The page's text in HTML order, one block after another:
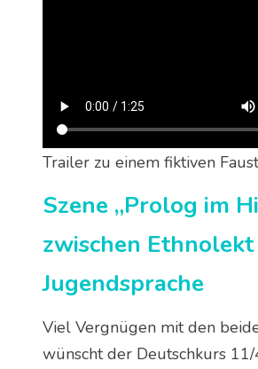
Trailer zu einem fiktiven
Szene „Prolog im
zwischen
Jugendsprache
Viel Vergnügen mit den
wünscht der Deutschkurs 11/